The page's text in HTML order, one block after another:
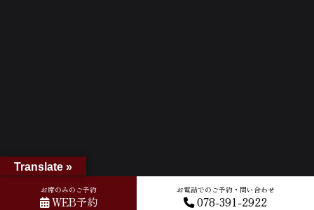
お席のみのご予約
WEB予約
お電話でのご予約・問い合わせ
078-391-2922
Translate »